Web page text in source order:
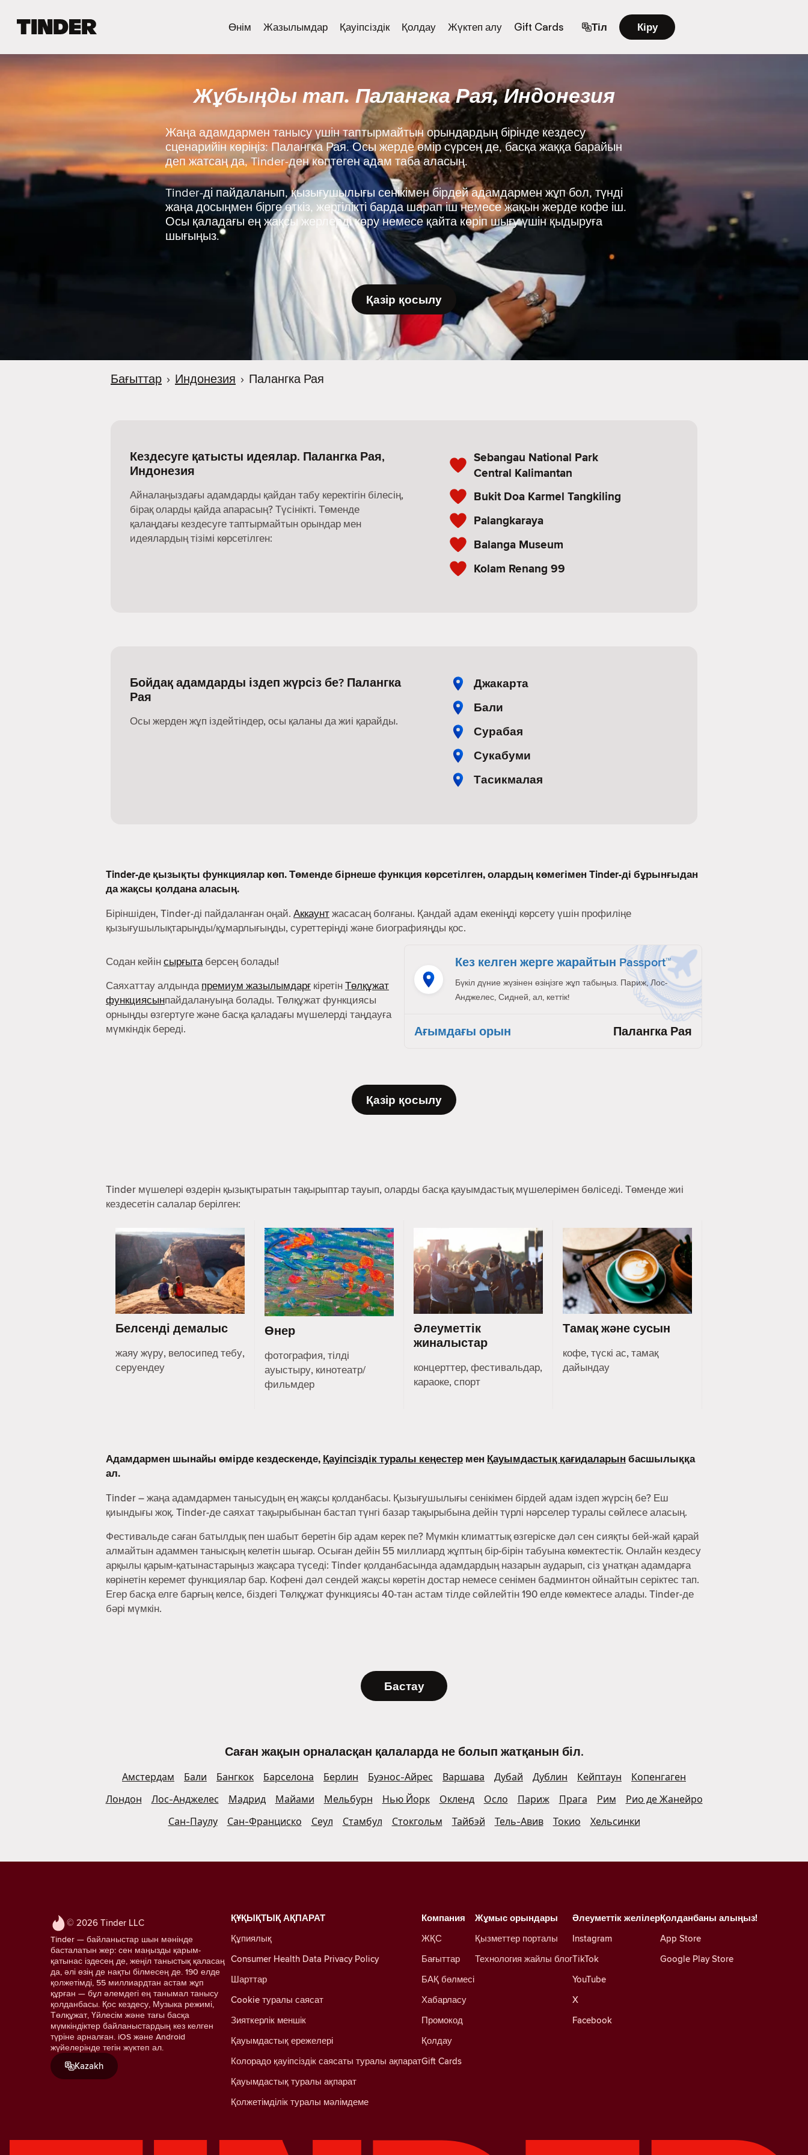
e
Өнім Жазылымдар Қауіпсіздік Қолдау Жүктеп алу Gift Cards Тіл Кіру
Жұбыңды тап. Палангка Рая, Индонезия
Жаңа адамдармен танысу үшін таптырмайтын орындардың бірінде кездесу
сценарийін көріңіз: Палангка Рая. Осы жерде өмір сүрсең де, басқа жаққа барайын
деп жатсаң да, Tinder-ден көптеген адам таба аласың.
Tinder-ді пайдаланып, қызығушылығы сенікімен бірдей адамдармен жұп бол, түнді
жаңа досыңмен бірге өткіз, жергілікті барда шарап іш немесе жақын жерде кофе іш.
Осы қаладағы ең жақсы жерлерді көру немесе қайта көріп шығу үшін қыдыруға
шығыңыз.
Қазір қосылу
Бағыттар › Индонезия › Палангка Рая
Кездесуге қатысты идеялар. Палангка Рая,
Индонезия
Айналаңыздағы адамдарды қайдан табу керектігін білесің,
бірақ оларды қайда апарасың? Түсінікті. Төменде
қалаңдағы кездесуге таптырмайтын орындар мен
идеялардың тізімі көрсетілген:
Sebangau National Park
Central Kalimantan
Bukit Doa Karmel Tangkiling
Palangkaraya
Balanga Museum
Kolam Renang 99
Бойдақ адамдарды іздеп жүрсіз бе? Палангка
Рая
Осы жерден жұп іздейтіндер, осы қаланы да жиі қарайды.
Джакарта
Бали
Сурабая
Сукабуми
Тасикмалая
Tinder-де қызықты функциялар көп. Төменде бірнеше функция көрсетілген, олардың көмегімен Tinder-ді бұрынғыдан
да жақсы қолдана аласың.
Біріншіден, Tinder-ді пайдаланған оңай. Аккаунтжасасаң болғаны. Қандай адам екеніңді көрсету үшін профиліңе
қызығушылықтарыңды/құмарлығыңды, суреттеріңді және биографияңды қос.
Содан кейінсырғытаберсең болады!
Саяхаттау алдындапремиум жазылымдарғ кіретінТөлқұжат
функциясынпайдалануыңа болады. Төлқұжат функциясы
орныңды өзгертуге және басқа қаладағы мүшелерді таңдауға
мүмкіндік береді.
Кез келген жерге жарайтын Passport™
Бүкіл дүние жүзінен өзіңізге жұп табыңыз. Париж, Лос-
Анджелес, Сидней, ал, кеттік!
Ағымдағы орын Палангка Рая
Қазір қосылу
Tinder мүшелері өздерін қызықтыратын тақырыптар тауып, оларды басқа қауымдастық мүшелерімен бөліседі. Төменде жиі
кездесетін салалар берілген:
Белсенді демалыс
жаяу жүру, велосипед тебу,
серуендеу
Өнер
фотография, тілді
ауыстыру, кинотеатр/
фильмдер
Әлеуметтік
жиналыстар
концерттер, фестивальдар,
караоке, спорт
Тамақ және сусын
кофе, түскі ас, тамақ
дайындау
Адамдармен шынайы өмірде кездескенде, Қауіпсіздік туралы кеңестер мен Қауымдастық қағидаларын басшылыққа
ал.
Tinder – жаңа адамдармен танысудың ең жақсы қолданбасы. Қызығушылығы сенікімен бірдей адам іздеп жүрсің бе? Еш
қиындығы жоқ. Tinder-де саяхат тақырыбынан бастап түнгі базар тақырыбына дейін түрлі нәрселер туралы сөйлесе аласың.
Фестивальде саған батылдық пен шабыт беретін бір адам керек пе? Мүмкін климаттық өзгеріске дәл сен сияқты бей-жай қарай
алмайтын адаммен танысқың келетін шығар. Осыған дейін 55 миллиард жұптың бір-бірін табуына көмектестік. Онлайн кездесу
арқылы қарым-қатынастарыңыз жақсара түседі: Tinder қолданбасында адамдардың назарын аударып, сіз ұнатқан адамдарға
көрінетін керемет функциялар бар. Кофені дәл сендей жақсы көретін достар немесе сенімен бадминтон ойнайтын серіктес тап.
Егер басқа елге барғың келсе, біздегі Төлқұжат функциясы 40-тан астам тілде сөйлейтін 190 елде көмектесе алады. Tinder-де
бәрі мүмкін.
Бастау
Саған жақын орналасқан қалаларда не болып жатқанын біл.
Амстердам Бали Бангкок Барселона Берлин Буэнос-Айрес Варшава Дубай Дублин Кейптаун
Копенгаген
Лондон
Лос-Анджелес Мадрид Майами Мельбурн Нью Йорк Окленд Осло Париж Прага Рим
Рио де Жанейро
Сан-Паулу
Сан-Франциско Сеул Стамбул Стокгольм Тайбэй Тель-Авив Токио Хельсинки
© 2026 Tinder LLC
Tinder — байланыстар шын мәнінде
басталатын жер: сен маңызды қарым-
қатынас іздесең де, жеңіл таныстық қаласаң
да, әлі өзің де нақты білмесең де. 190 елде
қолжетімді, 55 миллиардтан астам жұп
құрған — бұл әлемдегі ең танымал танысу
қолданбасы. Қос кездесу, Музыка режимі,
Төлқұжат, Үйлесім және тағы басқа
мүмкіндіктер байланыстардың кез келген
түріне арналған. iOS және Android
жүйелерінде тегін жүктеп ал.
Kazakh
Әлеуметтік желілер
Instagram
TikTok
YouTube
X
Facebook
ҚҰҚЫҚТЫҚ АҚПАРАТ
Құпиялық
Consumer Health Data Privacy Policy
Шарттар
Cookie туралы саясат
Зияткерлік меншік
Қауымдастық ережелері
Колорадо қауіпсіздік саясаты туралы ақпарат
Қауымдастық туралы ақпарат
Қолжетімділік туралы мәлімдеме
Жұмыс орындары
Қызметтер порталы
Технология жайлы блог
Компания
ЖҚС
Бағыттар
БАҚ бөлмесі
Хабарласу
Промокод
Қолдау
Gift Cards
Қолданбаны алыңыз!
App Store
Google Play Store